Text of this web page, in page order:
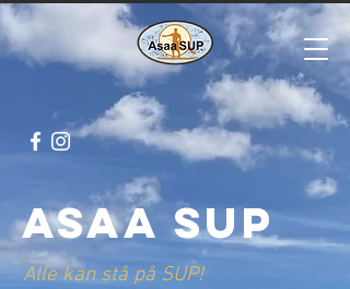
Asaa SUP
Alle kan stå på SUP!